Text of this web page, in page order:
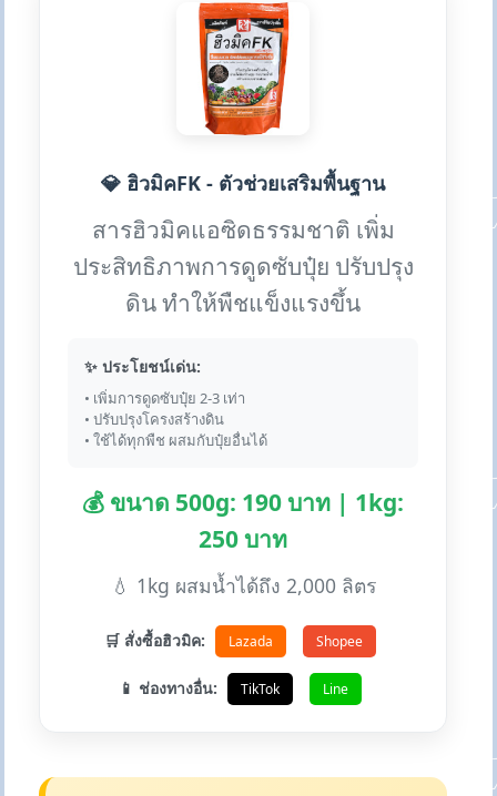
💎 ฮิวมิคFK - ตัวช่วยเสริมพื้นฐาน
สารฮิวมิคแอซิดธรรมชาติ เพิ่ม
ประสิทธิภาพการดูดซับปุ๋ย ปรับปรุง
ดิน ทำให้พืชแข็งแรงขึ้น
✨ ประโยชน์เด่น:
• เพิ่มการดูดซับปุ๋ย 2-3 เท่า
• ปรับปรุงโครงสร้างดิน
• ใช้ได้ทุกพืช ผสมกับปุ๋ยอื่นได้
💰 ขนาด 500g: 190 บาท | 1kg:
250 บาท
💧 1kg ผสมน้ำได้ถึง 2,000 ลิตร
🛒 สั่งซื้อฮิวมิค: Lazada Shopee
📱 ช่องทางอื่น: TikTok Line